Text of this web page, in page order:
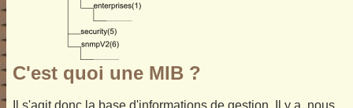
C'est quoi une MIB ?
Il s'agit donc la base d'informations de gestion. Il y a, nous